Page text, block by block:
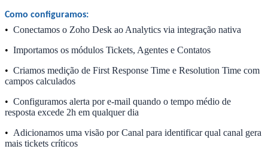
Como configuramos:
• Conectamos o Zoho Desk ao Analytics via integração nativa
• Importamos os módulos Tickets, Agentes e Contatos
• Criamos medição de First Response Time e Resolution Time com
campos calculados
• Configuramos alerta por e-mail quando o tempo médio de
resposta excede 2h em qualquer dia
• Adicionamos uma visão por Canal para identificar qual canal gera
mais tickets críticos